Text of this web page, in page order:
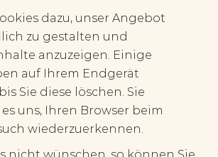
dazu, unser Angebot
zu gestalten und
anzuzeigen. Einige
auf Ihrem Endgerät
Sie diese löschen. Sie
uns, Ihren Browser beim
wiederzuerkennen.